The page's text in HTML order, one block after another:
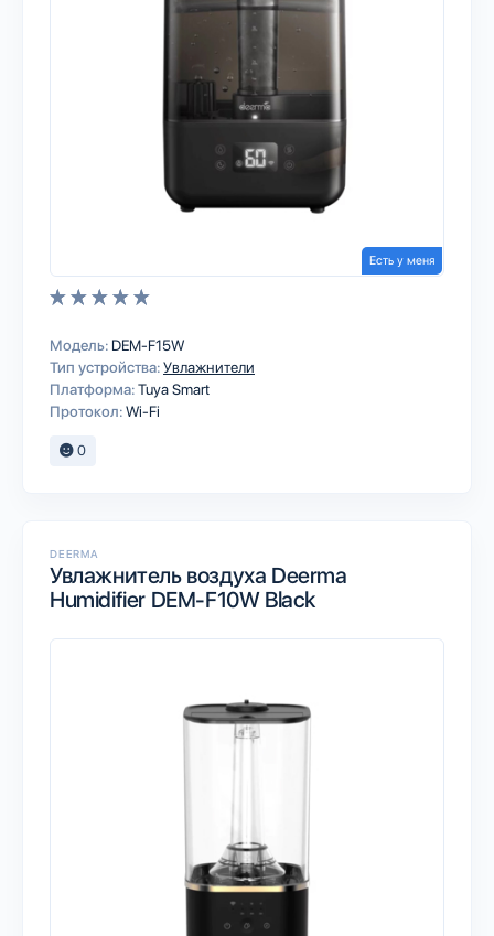
Есть у меня
Модель: DEM-F15W
Тип устройства:Увлажнители
Платформа:Tuya Smart
Протокол:Wi-Fi
0
DEERMA
Увлажнитель воздуха Deerma
Humidifier DEM-F10W Black